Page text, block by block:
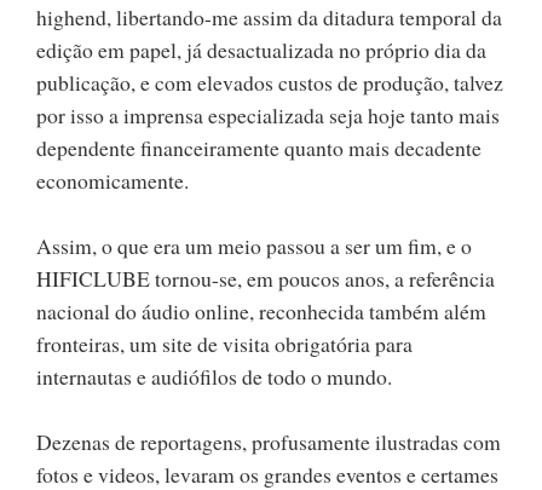
highend, libertando-me assim da ditadura temporal da
edição em papel, já desactualizada no próprio dia da
publicação, e com elevados custos de produção, talvez
por isso a imprensa especializada seja hoje tanto mais
dependente financeiramente quanto mais decadente
economicamente.
Assim, o que era um meio passou a ser um fim, e o
HIFICLUBE tornou-se, em poucos anos, a referência
nacional do áudio online, reconhecida também além
fronteiras, um site de visita obrigatória para
internautas e audiófilos de todo o mundo.
Dezenas de reportagens, profusamente ilustradas com
fotos e videos, levaram os grandes eventos e certames